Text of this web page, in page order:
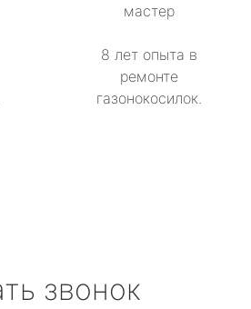
мастер
8 лет опыта в
ремонте
газонокосилок.
звонок